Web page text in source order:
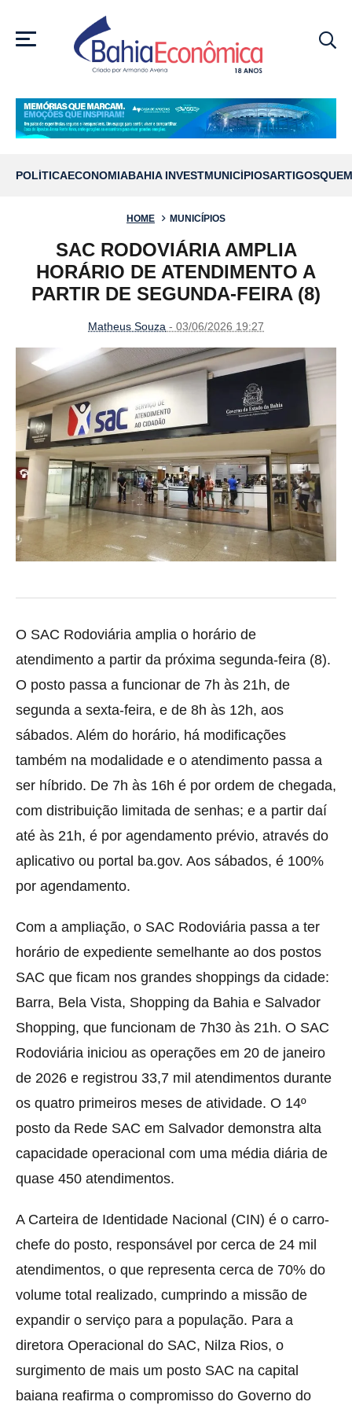
MENU
POLÍTICAECONOMIABAHIA INVESTMUNICÍPIOSARTIGOS
HOME MUNICÍPIOS
SAC RODOVIÁRIA AMPLIA
HORÁRIO DE ATENDIMENTO A
PARTIR DE SEGUNDA-FEIRA (8)
Matheus Souza - 03/06/2026 19:27
O SAC Rodoviária amplia o horário de
atendimento a partir da próxima segunda-feira (8).
O posto passa a funcionar de 7h às 21h, de
segunda a sexta-feira, e de 8h às 12h, aos
sábados. Além do horário, há modificações
também na modalidade e o atendimento passa a
ser híbrido. De 7h às 16h é por ordem de chegada,
com distribuição limitada de senhas; e a partir daí
até às 21h, é por agendamento prévio, através do
aplicativo ou portal ba.gov. Aos sábados, é 100%
por agendamento.
Com a ampliação, o SAC Rodoviária passa a ter
horário de expediente semelhante ao dos postos
SAC que ficam nos grandes shoppings da cidade:
Barra, Bela Vista, Shopping da Bahia e Salvador
Shopping, que funcionam de 7h30 às 21h. O SAC
Rodoviária iniciou as operações em 20 de janeiro
de 2026 e registrou 33,7 mil atendimentos durante
os quatro primeiros meses de atividade. O 14º
posto da Rede SAC em Salvador demonstra alta
capacidade operacional com uma média diária de
quase 450 atendimentos.
A Carteira de Identidade Nacional (CIN) é o carro-
chefe do posto, responsável por cerca de 24 mil
atendimentos, o que representa cerca de 70% do
volume total realizado, cumprindo a missão de
expandir o serviço para a população. Para a
diretora Operacional do SAC, Nilza Rios, o
surgimento de mais um posto SAC na capital
baiana reafirma o compromisso do Governo do